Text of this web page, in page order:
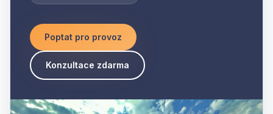
Poptat pro provoz
Konzultace zdarma